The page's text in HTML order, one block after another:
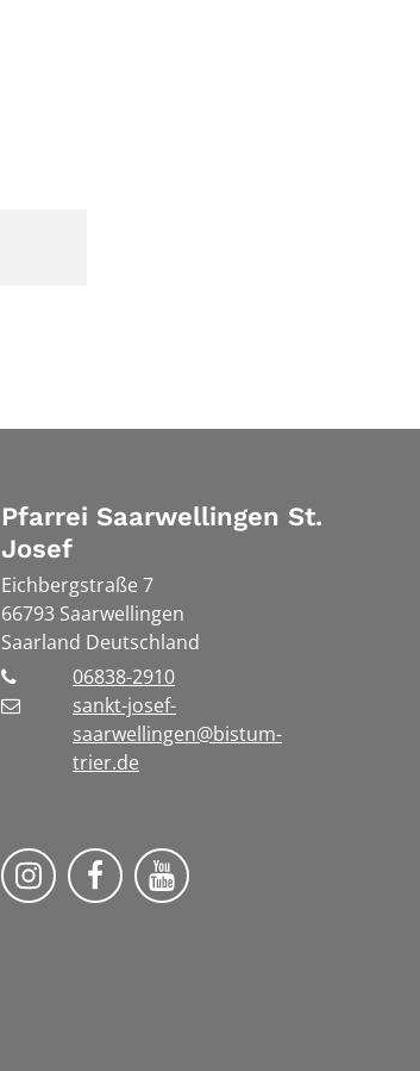
Pfarrei Saarwellingen St.
Josef
Eichbergstraße 7
66793 Saarwellingen
Saarland Deutschland
06838-2910
sankt-josef-
saarwellingen@bistum-
trier.de
Folge uns auf Instragram
Folge uns auf Facebook
Fogle uns auf